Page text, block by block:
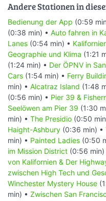
Andere Stationen in
Bedienung der App (0:59
(0:38 min) • Auto fahren in
Lanes (0:54 min) •
Geographie und Klima (1:21
(1:24 min) • Der ÖPNV in
Cars (1:54 min) • Ferry
min) • Alcatraz Island (1:48
(0:56 min) • Pier 39 &
Seelöwen am Pier 39 (1:30
min) • The Presidio (0:50
Haight-Ashbury (0:36 min) •
min) • Painted Ladies (0:50
im Mission District (0:56 min)
von Kalifornien & Der
zwischen High Tech und
Winchester Mystery House
min) • Zwischen San